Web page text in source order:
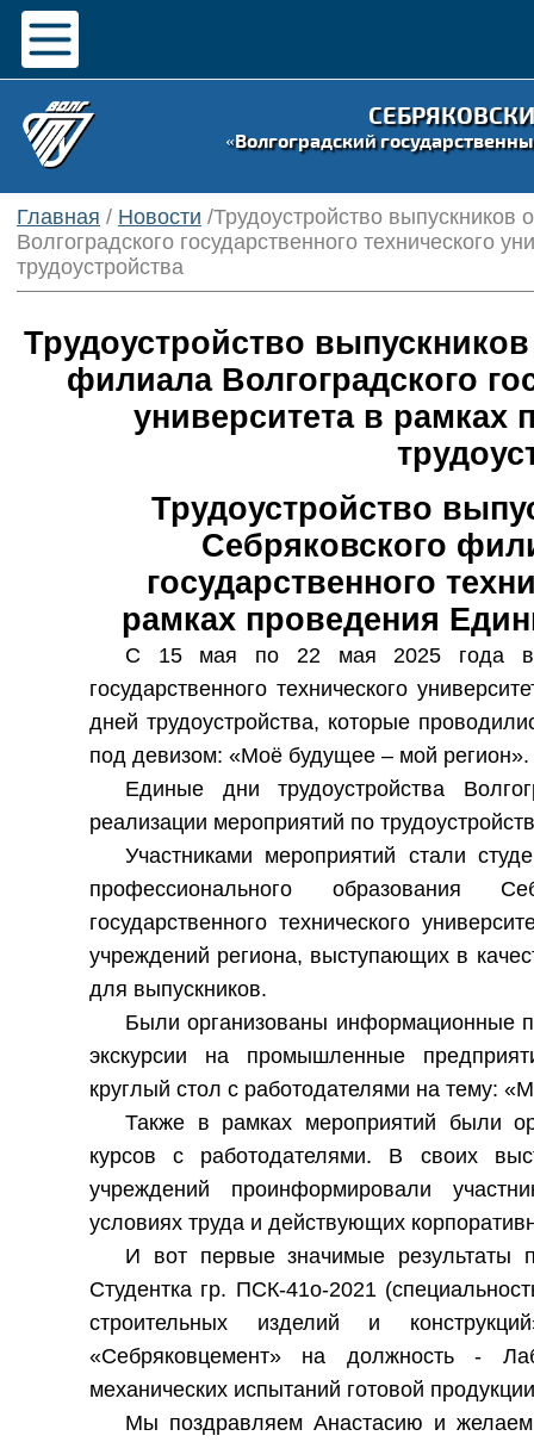
«Волгоградский
Главная / Новости /Трудоустройство
Волгоградского государственного технического
трудоустройства
Трудоустройство
филиала Волгоградского
университета в
Трудоустройство
Себряковского
государственного
рамках проведения
С 15 мая по 22 мая 2025 года в
государственного технического
дней трудоустройства, которые
под девизом: «Моё будущее – мой регион».
Единые дни трудоустройства
реализации мероприятий по
Участниками мероприятий стали
профессионального образования
государственного технического
учреждений региона, выступающих в
для выпускников.
Были организованы информационные
экскурсии на промышленные
круглый стол с работодателями на тему:
Также в рамках мероприятий были
курсов с работодателями. В своих
учреждений проинформировали
условиях труда и действующих
И вот первые значимые результаты
Студентка гр. ПСК-41о-2021
строительных изделий и
«Себряковцемент» на должность -
механических испытаний готовой
Мы поздравляем Анастасию и